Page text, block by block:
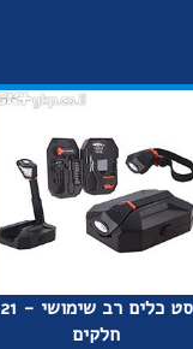
סט כלים רב שימושי - 21
חלקים